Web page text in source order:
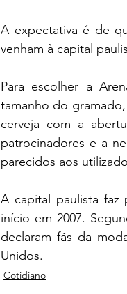
A expectativa é de
venham à capital
Para escolher a
tamanho do
cerveja com a
patrocinadores e a
parecidos aos
A capital paulista faz
início em 2007.
declaram fãs da
Unidos.
Cotidiano